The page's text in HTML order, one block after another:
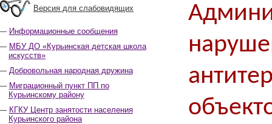
Версия для слабовидящих
Информационные сообщения
МБУ ДО «Курьинская детская школа
искусств»
Добровольная народная дружина
Миграционный пункт ПП по
Курьинскому району
КГКУ Центр занятости населения
Курьинского района